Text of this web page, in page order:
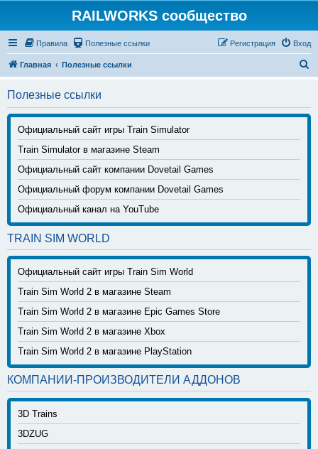
RAILWORKS сообщество
Правила Полезные ссылки Вход
Регистрация
Главная Полезные ссылки
с
Полезные ссылки
Официальный сайт игры Train Simulator
Train Simulator в магазине Steam
Официальный сайт компании Dovetail Games
Официальный форум компании Dovetail Games
Официальный канал на YouTube
TRAIN SIM WORLD
Официальный сайт игры Train Sim World
Train Sim World 2 в магазине Steam
Train Sim World 2 в магазине Epic Games Store
Train Sim World 2 в магазине Xbox
Train Sim World 2 в магазине PlayStation
КОМПАНИИ-ПРОИЗВОДИТЕЛИ АДДОНОВ
3D Trains
3DZUG